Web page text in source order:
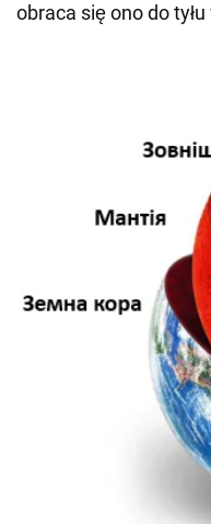
obraca się ono do